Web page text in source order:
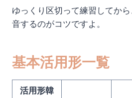
ゆっくり区切って練習してか
音するのがコツですよ。
基本活用形一覧
活用形韓